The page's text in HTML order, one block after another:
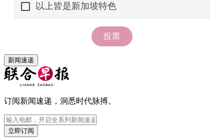
新闻速递
订阅新闻速递，洞悉时代脉搏。
立即订阅